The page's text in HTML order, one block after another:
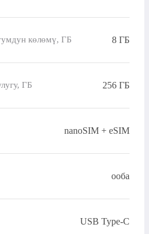
көлөмү, ГБ 8 ГБ
ГБ 256 ГБ
nanoSIM + eSIM
ооба
USB Type-C